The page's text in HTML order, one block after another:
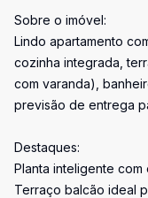
Sobre o imóvel:
Lindo apartamento
cozinha integrada,
com varanda),
previsão de entrega
Destaques:
Planta inteligente
Terraço balcão ideal